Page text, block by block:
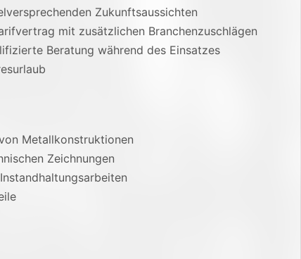
Zukunftsaussichten
mit zusätzlichen Branchenzuschlägen
Beratung während des Einsatzes
Metallkonstruktionen
Zeichnungen